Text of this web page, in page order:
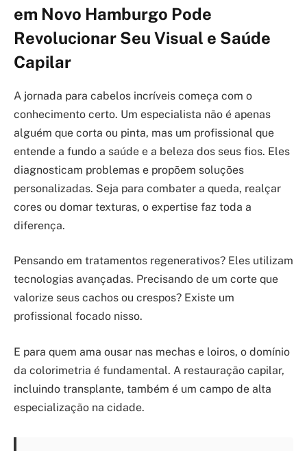
em Novo Hamburgo Pode
Revolucionar Seu Visual e Saúde
Capilar
A jornada para cabelos incríveis começa com o
conhecimento certo. Um especialista não é apenas
alguém que corta ou pinta, mas um profissional que
entende a fundo a saúde e a beleza dos seus fios. Eles
diagnosticam problemas e propõem soluções
personalizadas. Seja para combater a queda, realçar
cores ou domar texturas, o expertise faz toda a
diferença.
Pensando em tratamentos regenerativos? Eles utilizam
tecnologias avançadas. Precisando de um corte que
valorize seus cachos ou crespos? Existe um
profissional focado nisso.
E para quem ama ousar nas mechas e loiros, o domínio
da colorimetria é fundamental. A restauração capilar,
incluindo transplante, também é um campo de alta
especialização na cidade.